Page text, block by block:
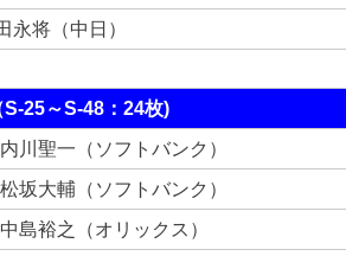
永将（中日）
S-25～S-48：24枚)
内川聖一（ソフトバンク）
松坂大輔（ソフトバンク）
中島裕之（オリックス）